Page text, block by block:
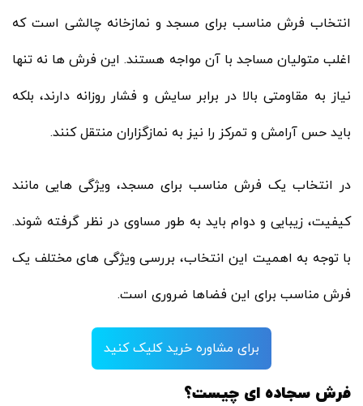
انتخاب فرش مناسب برای مسجد و نمازخانه چالشی است که
اغلب متولیان مساجد با آن مواجه هستند. این فرش ها نه تنها
نیاز به مقاومتی بالا در برابر سایش و فشار روزانه دارند، بلکه
باید حس آرامش و تمرکز را نیز به نمازگزاران منتقل کنند.
در انتخاب یک فرش مناسب برای مسجد، ویژگی هایی مانند
کیفیت، زیبایی و دوام باید به طور مساوی در نظر گرفته شوند.
با توجه به اهمیت این انتخاب، بررسی ویژگی های مختلف یک
فرش مناسب برای این فضاها ضروری است.
برای مشاوره خرید کلیک کنید
فرش سجاده ای چیست؟